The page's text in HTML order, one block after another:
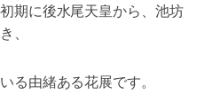
期に後水尾天皇から、池坊
、
る由緒ある花展です。